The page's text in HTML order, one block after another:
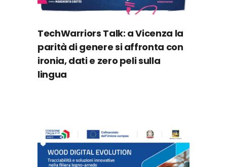
TechWarriors Talk: a Vicenza la
parità di genere si affronta con
ironia, dati e zero peli sulla
lingua